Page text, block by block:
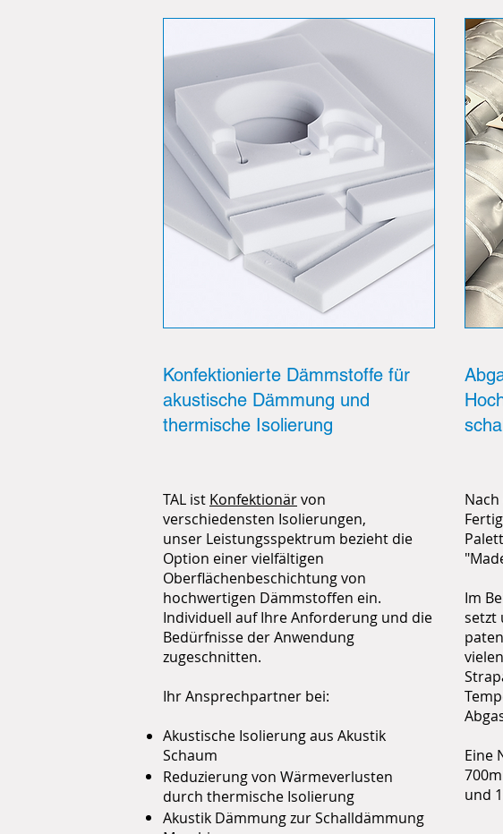
Konfektionierte Dämmstoffe für
akustische Dämmung und
thermische Isolierung
TAL ist Konfektionärvon
verschiedensten Isolierungen,
unser Leistungsspektrum bezieht die
Option einer vielfältigen
Oberflächenbeschichtung von
hochwertigen Dämmstoffen ein.
Individuell auf Ihre Anforderung und die
Bedürfnisse der Anwendung
zugeschnitten.
Ihr Ansprechpartner bei:
Akustische Isolierung aus Akustik
Schaum
Reduzierung von Wärmeverlusten
durch thermische Isolierung
Akustik Dämmung zur Schalldämmung
Im
setzt
Eine
und